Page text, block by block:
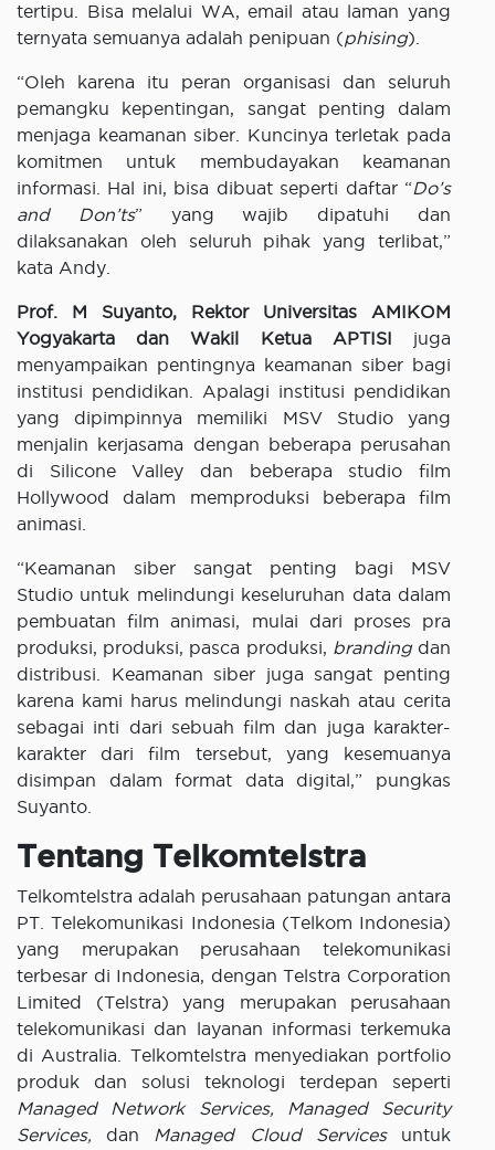
tertipu. Bisa melalui WA, email atau laman yang
ternyata semuanya adalah penipuan (phising).
“Oleh karena itu peran organisasi dan seluruh
pemangku kepentingan, sangat penting dalam
menjaga keamanan siber. Kuncinya terletak pada
komitmen untuk membudayakan keamanan
informasi. Hal ini, bisa dibuat seperti daftar “Do’s
and Don’ts” yang wajib dipatuhi dan
dilaksanakan oleh seluruh pihak yang terlibat,”
kata Andy.
Prof. M Suyanto, Rektor Universitas AMIKOM
Yogyakarta dan Wakil Ketua APTISI juga
menyampaikan pentingnya keamanan siber bagi
institusi pendidikan. Apalagi institusi pendidikan
yang dipimpinnya memiliki MSV Studio yang
menjalin kerjasama dengan beberapa perusahan
di Silicone Valley dan beberapa studio film
Hollywood dalam memproduksi beberapa film
animasi.
“Keamanan siber sangat penting bagi MSV
Studio untuk melindungi keseluruhan data dalam
pembuatan film animasi, mulai dari proses pra
produksi, produksi, pasca produksi, brandingdan
distribusi. Keamanan siber juga sangat penting
karena kami harus melindungi naskah atau cerita
sebagai inti dari sebuah film dan juga karakter-
karakter dari film tersebut, yang kesemuanya
disimpan dalam format data digital,” pungkas
Suyanto.
Tentang Telkomtelstra
Telkomtelstra adalah perusahaan patungan antara
PT. Telekomunikasi Indonesia (Telkom Indonesia)
yang merupakan perusahaan telekomunikasi
terbesar di Indonesia, dengan Telstra Corporation
Limited (Telstra) yang merupakan perusahaan
telekomunikasi dan layanan informasi terkemuka
di Australia. Telkomtelstra menyediakan portfolio
produk dan solusi teknologi terdepan seperti
Managed Network Services, Managed Security
Services, dan Managed Cloud Servicesuntuk